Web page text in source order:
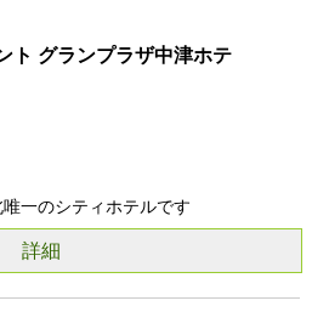
ト グランプラザ中津ホテ
一のシティホテルです
詳細